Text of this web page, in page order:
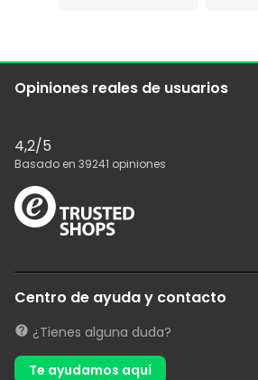
Opiniones reales de usuarios
4,2/5
Basado en 39241 opiniones
Centro de ayuda y contacto
¿Tienes alguna duda?
Te ayudamos aquí